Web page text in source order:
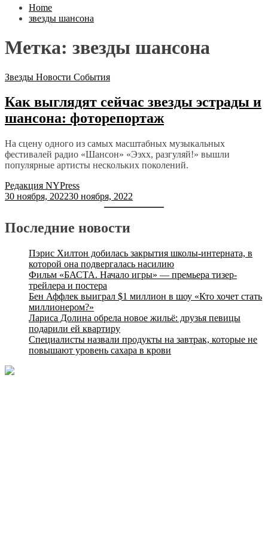
Home
звезды шансона
Метка: звезды шансона
Звезды Новости События
Как выглядят сейчас звезды эстрады и
шансона: фоторепортаж
На сцену одного из самых масштабных музыкальных
фестивалей радио «Шансон» «Ээхх, разгуляй!» вышли
популярные артисты нескольких поколений.
Редакция NYPress
30 ноября, 202230 ноября, 2022
Последние новости
Пэрис Хилтон добилась закрытия школы-интерната, в
которой она подвергалась насилию
Фильм «БАСТА. Начало игры» — премьера тизер-
трейлера и постера
Бен Аффлек выиграл $1 миллион в шоу «Кто хочет стать
миллионером?»
Лариса Долина обрела новое жильё: друзья певицы
подарили ей квартиру
Специалисты назвали продукты на завтрак, которые не
повышают уровень сахара в крови